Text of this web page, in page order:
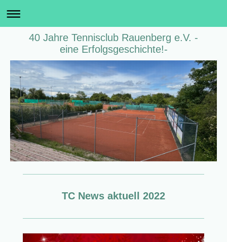
40 Jahre Tennisclub Rauenberg e.V. -
eine Erfolgsgeschichte!-
TC News aktuell 2022